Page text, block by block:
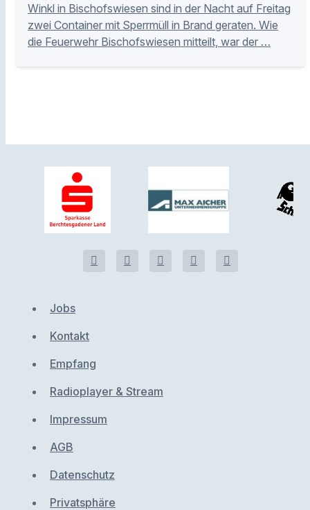
Winkl in Bischofswiesen sind in der Nacht auf Freitag
zwei Container mit Sperrmüll in Brand geraten. Wie
die Feuerwehr Bischofswiesen mitteilt, war der …
Jobs
Kontakt
Empfang
Radioplayer & Stream
Impressum
AGB
Datenschutz
Privatsphäre